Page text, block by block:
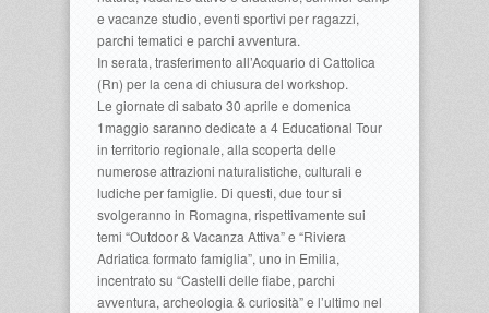
e vacanze studio, eventi sportivi per ragazzi,
parchi tematici e parchi avventura.
In serata, trasferimento all’Acquario di Cattolica
(Rn) per la cena di chiusura del workshop.
Le giornate di sabato 30 aprile e domenica
1maggio saranno dedicate a 4 Educational Tour
in territorio regionale, alla scoperta delle
numerose attrazioni naturalistiche, culturali e
ludiche per famiglie. Di questi, due tour si
svolgeranno in Romagna, rispettivamente sui
temi “Outdoor & Vacanza Attiva” e “Riviera
Adriatica formato famiglia”, uno in Emilia,
incentrato su “Castelli delle fiabe, parchi
avventura, archeologia & curiosità” e l’ultimo nel